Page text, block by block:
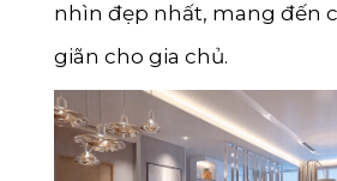
nhìn đẹp nhất, mang đến
giãn cho gia chủ.